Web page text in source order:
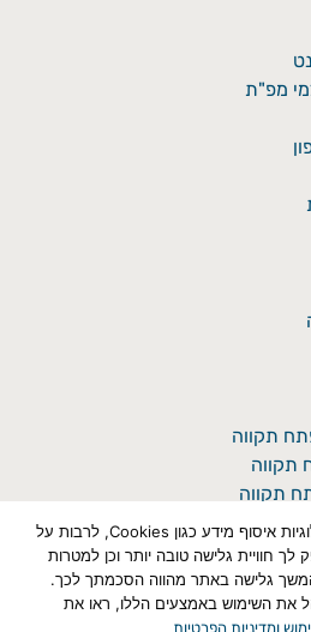
מפ"ת
תקווה
תקווה
תקווה
באתר זה נעשה שימוש בטכנולוגיות איסוף מידע כגון Cookies, לרבות על
לך חוויית גלישה טובה יותר וכן למטרות
המשך גלישה באתר מהווה הסכמתך לכך.
את השימוש באמצעים הללו, ראו את
ומדיניות הפרטיות